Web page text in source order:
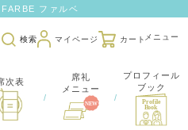
ファルベ
検索 マイページ カート
次表
/
席礼
メニュー
/
プロフィール
ブック